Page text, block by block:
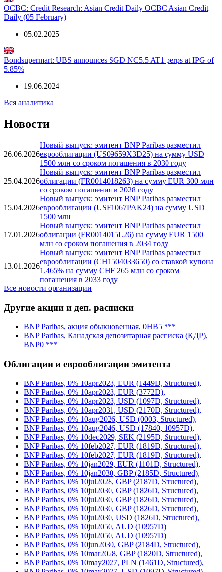
OCBC: Credit Research: Asian Credit Daily OCBC Asian Credit
Daily (05 February)
05.02.2025
Bondsupermart: UBS announces SGD NC5.5 AT1 perps at IPG of
5.85%
19.06.2024
Вся аналитика
Новости
26.06.2026
Новый выпуск: эмитент BNP Paribas разместил
еврооблигации (US09659X3D25) на сумму USD
1500 млн со сроком погашения в 2030 году
25.04.2026
Новый выпуск: эмитент BNP Paribas разместил
облигации (FR0014018263) на сумму EUR 300 млн
со сроком погашения в 2028 году
15.04.2026
Новый выпуск: эмитент BNP Paribas разместил
еврооблигации (USF1067PAK24) на сумму USD
1500 млн
17.01.2026
Новый выпуск: эмитент BNP Paribas разместил
облигации (FR0014015L26) на сумму EUR 1500
млн со сроком погашения в 2034 году
13.01.2026
Новый выпуск: эмитент BNP Paribas разместил
еврооблигации (CH1504033650) со ставкой купона
1.465% на сумму CHF 265 млн со сроком
погашения в 2033 году
Все новости организации
Другие акции и деп. расписки
BNP Paribas, акция обыкновенная, 0HB5 ***
BNP Paribas, Канадская депозитарная расписка (КДР),
BNP0 ***
Облигации и еврооблигации эмитента
BNP Paribas, 0% 10apr2028, EUR (1449D, Structured),
BNP Paribas, 0% 10apr2028, EUR (3772D),
BNP Paribas, 0% 10apr2028, USD (1097D, Structured),
BNP Paribas, 0% 10apr2031, USD (2170D, Structured),
BNP Paribas, 0% 10aug2026, USD (0003, Structured),
BNP Paribas, 0% 10aug2046, USD (17840, 10957D),
BNP Paribas, 0% 10dec2029, SEK (2195D, Structured),
BNP Paribas, 0% 10feb2027, EUR (1819D, Structured),
BNP Paribas, 0% 10feb2027, EUR (1819D, Structured),
BNP Paribas, 0% 10jan2029, EUR (1101D, Structured),
BNP Paribas, 0% 10jan2030, GBP (2185D, Structured),
BNP Paribas, 0% 10jul2028, GBP (2187D, Structured),
BNP Paribas, 0% 10jul2030, GBP (1826D, Structured),
BNP Paribas, 0% 10jul2030, GBP (1826D, Structured),
BNP Paribas, 0% 10jul2030, GBP (1826D, Structured),
BNP Paribas, 0% 10jul2030, USD (1826D, Structured),
BNP Paribas, 0% 10jul2050, AUD (10957D),
BNP Paribas, 0% 10jul2050, AUD (10957D),
BNP Paribas, 0% 10jun2030, GBP (2184D, Structured),
BNP Paribas, 0% 10mar2028, GBP (1820D, Structured),
BNP Paribas, 0% 10may2027, PLN (1461D, Structured),